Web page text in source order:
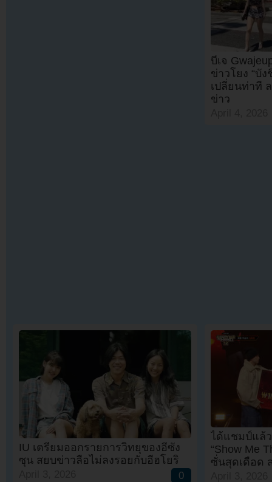
บีเจ
ข่าวโยง “บั
เปลี่ยนท่าที
ข่าว
IU เตรียมออกรายการวิทยุของอีซัง
ซุน สยบข่าวลือไม่ลงรอยกับอีฮโยริ
0
ได้แชมป์แล้
“Show Me
ซั่นสุดเดือด